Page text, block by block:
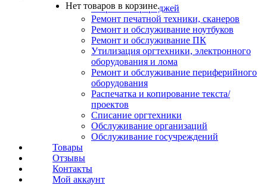
Нет товаров в корзине.
Заправка картриджей
Ремонт печатной техники, сканеров
Ремонт и обслуживание ноутбуков
Ремонт и обслуживание ПК
Утилизация оргтехники, электронного
оборудования и лома
Ремонт и обслуживание периферийного
оборудования
Распечатка и копирование текста/
проектов
Списание оргтехники
Обслуживание организаций
Обслуживание госучреждений
Товары
Отзывы
Контакты
Мой аккаунт